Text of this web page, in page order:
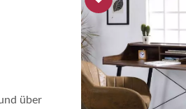
über